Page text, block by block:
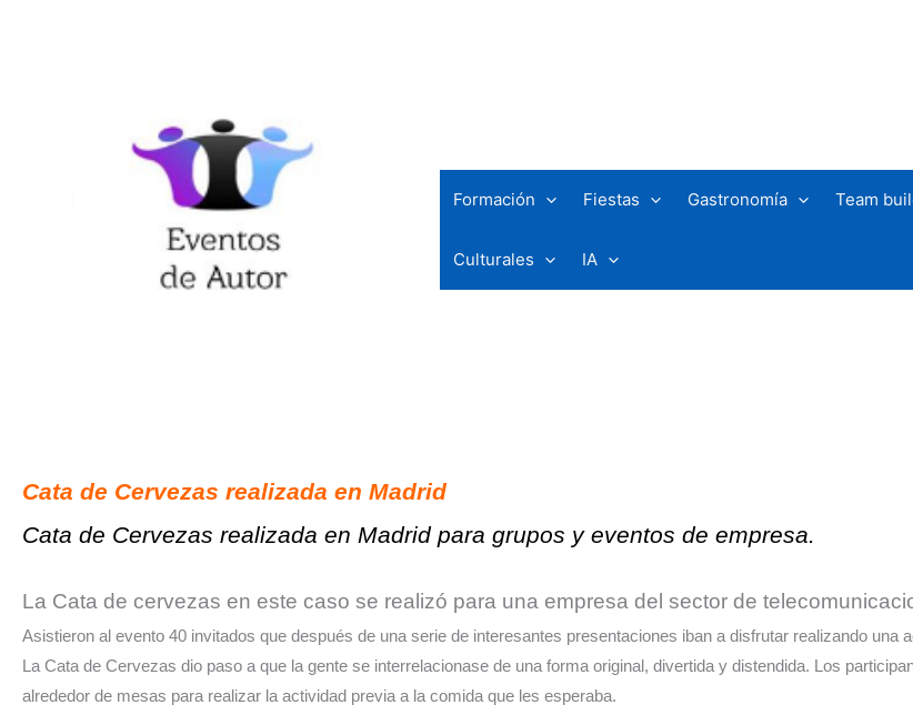
Formación Fiestas Gastronomía Team
Culturales IA
Cata de Cervezas realizada en Madrid
Cata de Cervezas realizada en Madrid para grupos y eventos de empresa.
La Cata de cervezas en este caso se realizó para una empresa del sector de
Asistieron al evento 40 invitados que después de una serie de interesantes presentaciones iban a disfrutar realizando
La Cata de Cervezas dio paso a que la gente se interrelacionase de una forma original, divertida y distendida. Los
alrededor de mesas para realizar la actividad previa a la comida que les esperaba.